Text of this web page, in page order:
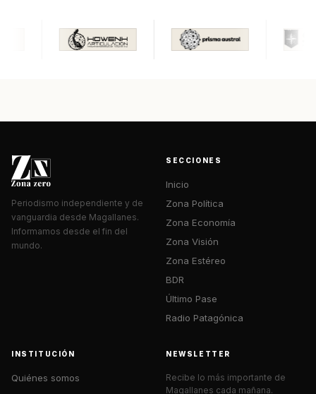
Periodismo independiente y de
vanguardia desde Magallanes.
Informamos desde el fin del
mundo.
SECCIONES
Inicio
Zona Política
Zona Economía
Zona Visión
Zona Estéreo
BDR
Último Pase
Radio Patagónica
INSTITUCIÓN
Quiénes somos
NEWSLETTER
Recibe lo más importante de
Magallanes cada mañana.